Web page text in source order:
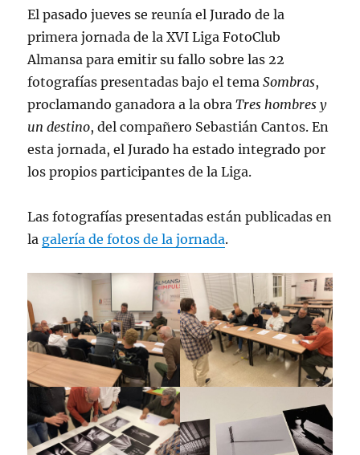
El pasado jueves se reunía el Jurado de la
primera jornada de la XVI Liga FotoClub
Almansa para emitir su fallo sobre las 22
fotografías presentadas bajo el temaSombras,
proclamando ganadora a la obraTres hombres y
un destino, del compañero Sebastián Cantos. En
esta jornada, el Jurado ha estado integrado por
los propios participantes de la Liga.
Las fotografías presentadas están publicadas en
la galería de fotos de la jornada.